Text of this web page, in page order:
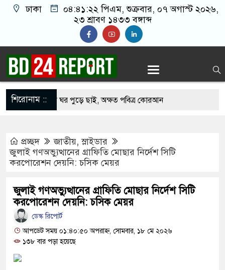
ঢাকা ০৪:৪১:২৩ পিএম, শুক্রবার, ০৭ অগাস্ট ২০২৬,
২৩ শ্রাবণ ১৪৩৩ বঙ্গাব্দ
শিরোনাম ::
সার্কিটে আগুনে ঘর পুড়ে ছাই, অক্ষত পবিত্র কোরআন
অভিযোগে জাবি ছাত্রদলের যুগ্ম আহ্বায়ককে কারণ
মব সৃষ্টির সুযোগ নিতে পারে আওয়ামী লীগ:
না হলে এই সরকারও স্বৈরাচারী হবে : নাহিদ
প্রচ্ছদ জাতীয়,স্লাইডার
জুলাই গণঅভ্যুত্থানের গ্রাফিতি মোছার নির্দেশ সিটি
করপোরেশন দেয়নি: চসিক মেয়র
জুলাই গণঅভ্যুত্থানের গ্রাফিতি মোছার নির্দেশ সিটি
করপোরেশন দেয়নি: চসিক মেয়র
ডেস্ক রিপোর্ট
আপডেট সময় ০১:৪০:৫০ অপরাহ্ন, সোমবার, ১৮ মে ২০২৬
১৩৮ বার পড়া হয়েছে